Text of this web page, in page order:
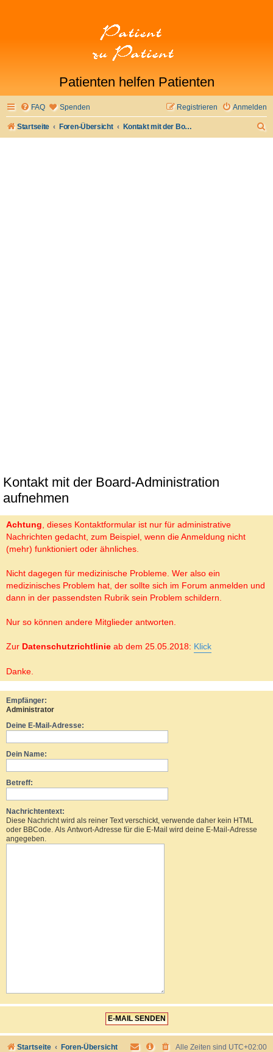
Patienten helfen Patienten
FAQ Spenden Anmelden
Registrieren
Startseite Foren-Übersicht Kontakt mit der Board-Administration aufnehmen
Kontakt mit der Board-Administration
aufnehmen
Achtung , dieses Kontaktformular ist nur für administrative
Nachrichten gedacht, zum Beispiel, wenn die Anmeldung nicht
(mehr) funktioniert oder ähnliches.
Nicht dagegen für medizinische Probleme. Wer also ein
medizinisches Problem hat, der sollte sich im Forum anmelden und
dann in der passendsten Rubrik sein Problem schildern.
Nur so können andere Mitglieder antworten.
Zur Datenschutzrichtlinie ab dem 25.05.2018: Klick
Danke.
Empfänger:
Administrator
Deine E-Mail-Adresse:
Dein Name:
Betreff:
Nachrichtentext:
Diese Nachricht wird als reiner Text verschickt, verwende daher kein HTML
oder BBCode. Als Antwort-Adresse für die E-Mail wird deine E-Mail-Adresse
angegeben.
Startseite Foren-Übersicht Alle Zeiten sind UTC+02:00